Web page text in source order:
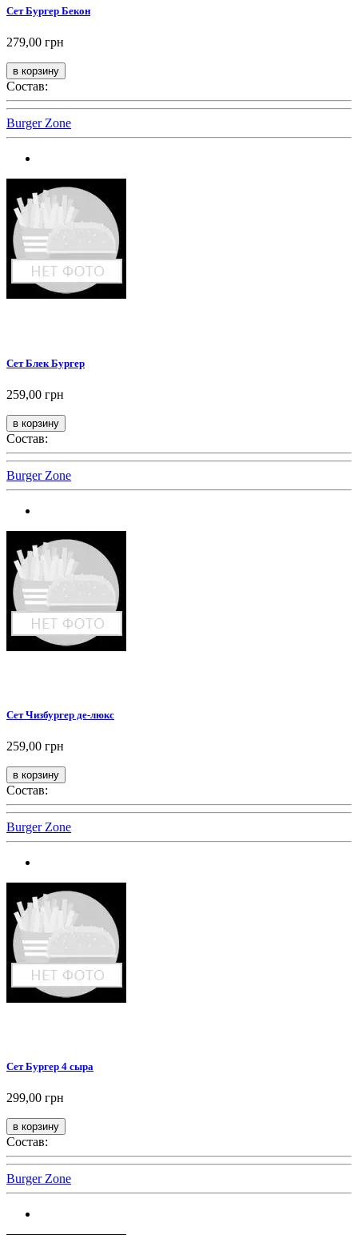
Сет Бургер Бекон
279,00 грн
Состав:
Burger Zone
Сет Блек Бургер
259,00 грн
Состав:
Burger Zone
Сет Чизбургер де-люкс
259,00 грн
Состав:
Burger Zone
Сет Бургер 4 сыра
299,00 грн
Состав:
Burger Zone